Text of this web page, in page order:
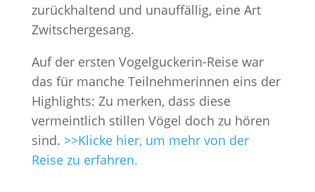
zurückhaltend und unauffällig, eine Art
Zwitschergesang.
Auf der ersten Vogelguckerin-Reise war
das für manche Teilnehmerinnen eins der
Highlights: Zu merken, dass diese
vermeintlich stillen Vögel doch zu hören
sind. >>Klicke hier, um mehr von der
Reise zu erfahren.